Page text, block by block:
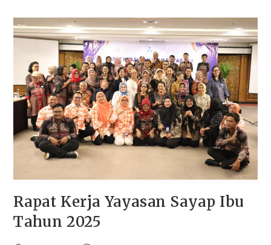
Rapat Kerja Yayasan Sayap Ibu
Tahun 2025